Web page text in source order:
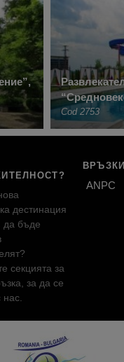
Cod 2753
дестинация
да бъде
секцията за
за да се
ВРЪЗКИ
ANPC